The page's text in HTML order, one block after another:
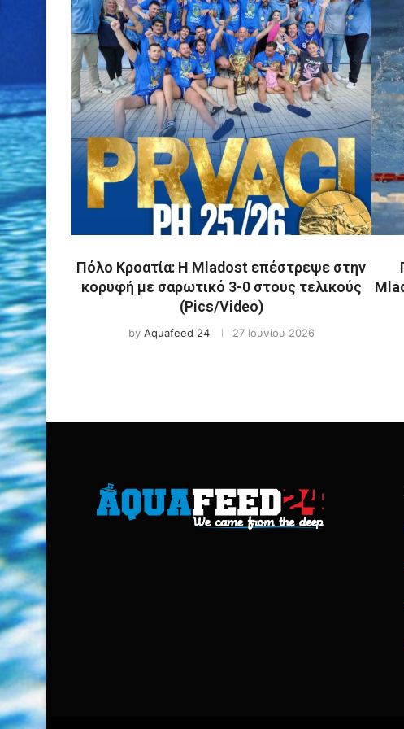
Πόλο Κροατία: Η Mladost επέστρεψε στην
κορυφή με σαρωτικό 3-0 στους τελικούς
(Pics/Video)
by Aquafeed 24 27 Ιουνίου 2026